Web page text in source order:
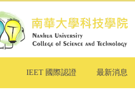
IEET 國際認證 最新消息